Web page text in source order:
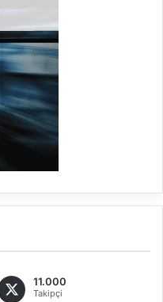
11.000
Takipçi